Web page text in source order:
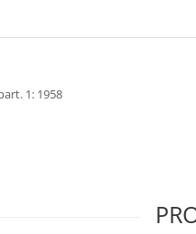
1: 1958